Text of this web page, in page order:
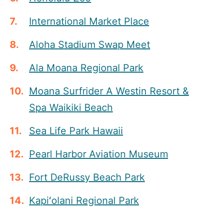
International Market Place
Aloha Stadium Swap Meet
Ala Moana Regional Park
Moana Surfrider A Westin Resort &
Spa Waikiki Beach
Sea Life Park Hawaii
Pearl Harbor Aviation Museum
Fort DeRussy Beach Park
Kapiʻolani Regional Park